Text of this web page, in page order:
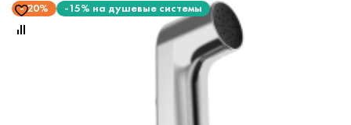
20% -15% на душевые системы